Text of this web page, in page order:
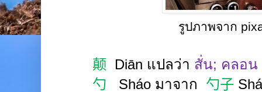
รูปภาพจาก
颠 Diān แปลว่า สั่น; คลอน
勺 Sháo มาจาก 勺子